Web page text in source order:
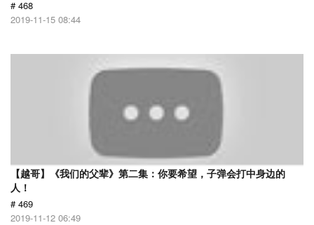
# 468
2019-11-15 08:44
【越哥】《我们的父辈》第二集：你要希望，子弹会打中身边的
人！
# 469
2019-11-12 06:49